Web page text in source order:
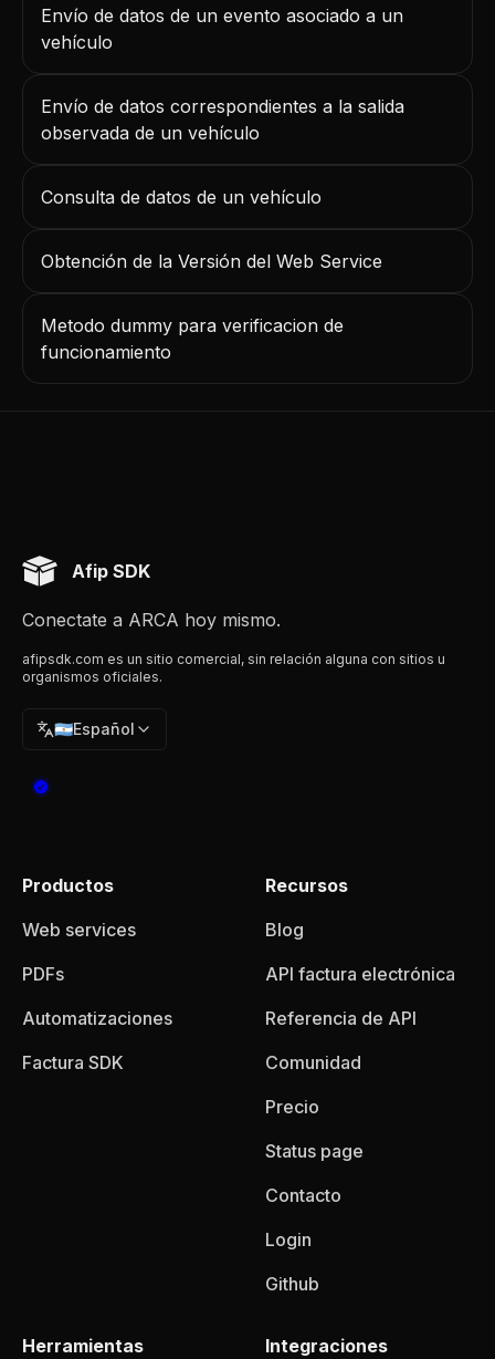
Envío de datos de un evento asociado a un
vehículo
Envío de datos correspondientes a la salida
observada de un vehículo
Consulta de datos de un vehículo
Obtención de la Versión del Web Service
Metodo dummy para verificacion de
funcionamiento
Afip SDK
Conectate a ARCA hoy mismo.
afipsdk.com es un sitio comercial, sin relación alguna con sitios u
organismos oficiales.
🇦🇷Español
Productos
Web services
PDFs
Automatizaciones
Factura SDK
Recursos
Blog
API factura electrónica
Referencia de API
Comunidad
Precio
Status page
Contacto
Login
Github
Herramientas
Integraciones